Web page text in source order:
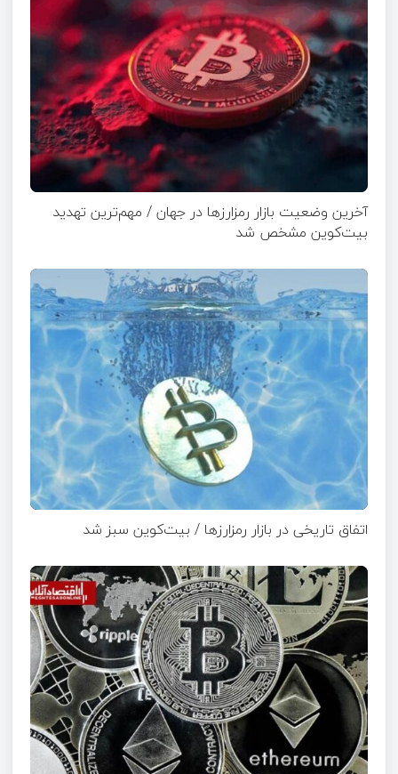
آخرین وضعیت بازار رمزارزها در جهان / مهم‌ترین تهدید
بیت‌کوین مشخص شد
اتفاق تاریخی در بازار رمزارزها / بیت‌کوین سبز شد